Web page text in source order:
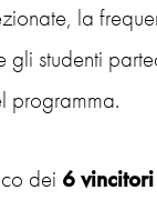
la
gli studenti
programma.
dei 6 vincitori